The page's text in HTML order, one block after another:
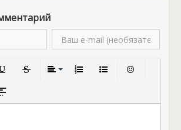
текста
цитатыспойлера